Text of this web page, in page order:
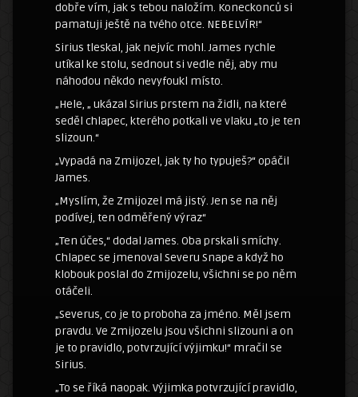
dobře vím, jak s tebou naložím. Koneckonců si
pamatuji ještě na tvého otce. NEBELVÍR!“
Sirius tleskal, jak nejvíc mohl. James rychle
utíkal ke stolu, sednout si vedle něj, aby mu
náhodou někdo nevyfoukl místo.
„Hele, „ ukázal Sirius prstem na židli, na které
seděl chlapec, kterého potkali ve vlaku „to je ten
slizoun.“
„Vypadá na Zmijozel, jak ty ho typuješ?“ opáčil
James.
„Myslím, že Zmijozel má jistý. Jen se na něj
podívej, ten odměřený výraz“
„Ten účes,“ dodal James. Oba prskali smíchy.
Chlapec se jmenoval Severu Snape a když ho
klobouk poslal do Zmijozelu, všichni se po něm
otáčeli.
„Severus, co je to proboha za jméno. Měl jsem
pravdu. Ve Zmijozelu jsou všichni slizouni a on
je to pravidlo, potvrzující výjimku!“ mračil se
Sirius.
„To se říká naopak. Výjimka potvrzující pravidlo,